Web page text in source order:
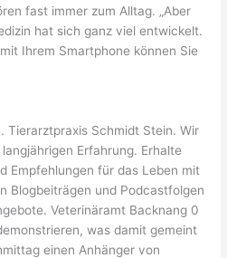
fast immer zum Alltag. „Aber
hat sich ganz viel entwickelt.
Ihrem Smartphone können Sie
Tierarztpraxis Schmidt Stein. Wir
Erfahrung. Erhalte
Empfehlungen für das Leben mit
Blogbeiträgen und Podcastfolgen
Veterinäramt Backnang 0
was damit gemeint
einen Anhänger von